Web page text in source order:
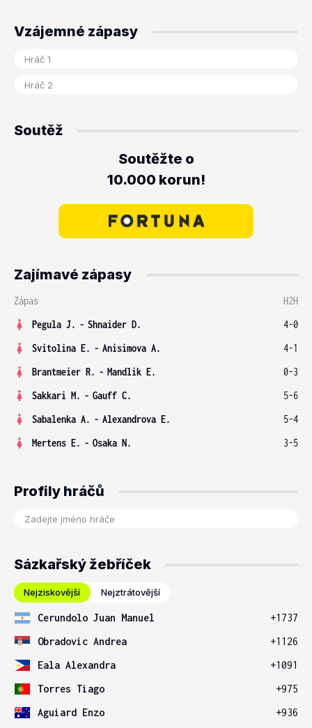
Vzájemné zápasy
Soutěž
Soutěžte o
10.000 korun!
Zajímavé zápasy
Zápas
H2H
Pegula J. - Shnaider D.
4-0
Svitolina E. - Anisimova A.
4-1
Brantmeier R. - Mandlik E.
0-3
Sakkari M. - Gauff C.
5-6
Sabalenka A. - Alexandrova E.
5-4
Mertens E. - Osaka N. 3-5
Profily hráčů
Sázkařský žebříček
Nejziskovější Nejztrátovější
Cerundolo Juan Manuel
+1737
Obradovic Andrea
+1126
Eala Alexandra
+1091
Torres Tiago
+975
Aguiard Enzo
+936